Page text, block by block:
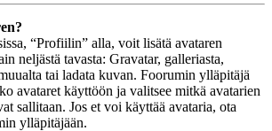
“Profiilin” alla, voit lisätä avataren
neljästä tavasta: Gravatar, galleriasta,
tai ladata kuvan. Foorumin ylläpitäjä
avataret käyttöön ja valitsee mitkä avatarien
sallitaan. Jos et voi käyttää avataria, ota
ylläpitäjään.